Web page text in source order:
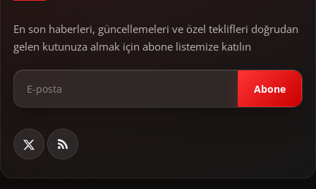
En son haberleri, güncellemeleri ve özel teklifleri doğrudan
gelen kutunuza almak için abone listemize katılın
Abone